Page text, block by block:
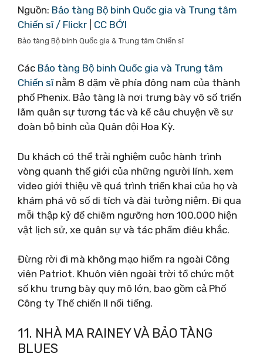
Nguồn: Bảo tàng Bộ binh Quốc gia và Trung tâm
Chiến sĩ / Flickr
CC BỞI
Bảo tàng Bộ binh Quốc gia & Trung tâm Chiến sĩ
Các Bảo tàng Bộ binh Quốc gia và Trung tâm
Chiến sĩnằm 8 dặm về phía đông nam của thành
phố Phenix. Bảo tàng là nơi trưng bày vô số triển
lãm quân sự tương tác và kể câu chuyện về sư
đoàn bộ binh của Quân đội Hoa Kỳ.
Du khách có thể trải nghiệm cuộc hành trình
vòng quanh thế giới của những người lính, xem
video giới thiệu về quá trình triển khai của họ và
khám phá vô số di tích và đài tưởng niệm. Đi qua
mỗi thập kỷ để chiêm ngưỡng hơn 100.000 hiện
vật lịch sử, xe quân sự và tác phẩm điêu khắc.
Đừng rời đi mà không mạo hiểm ra ngoài Công
viên Patriot. Khuôn viên ngoài trời tổ chức một
số khu trưng bày quy mô lớn, bao gồm cả Phố
Công ty Thế chiến II nổi tiếng.
11. NHÀ MA RAINEY VÀ BẢO TÀNG
BLUES